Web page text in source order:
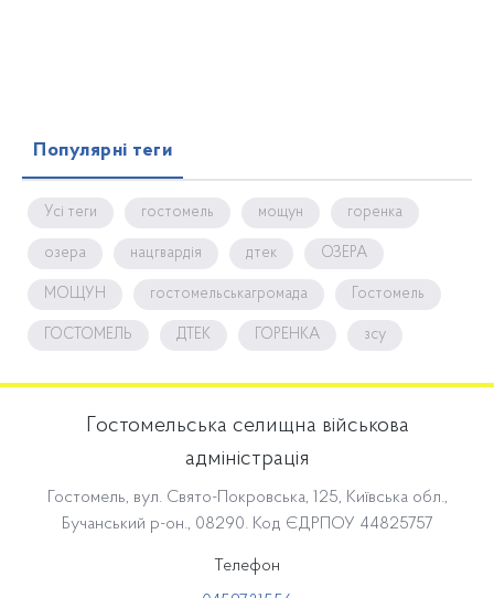
Популярні теги
Усі теги гостомель мощун горенка
озера нацгвардія дтек ОЗЕРА
МОЩУН гостомельськагромада Гостомель
ГОСТОМЕЛЬ ДТЕК ГОРЕНКА зсу
Гостомельська селищна військова
адміністрація
Гостомель, вул. Свято-Покровська, 125, Київська обл.,
Бучанський р-он., 08290. Код ЄДРПОУ 44825757
Телефон